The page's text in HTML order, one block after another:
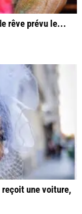
rêve prévu le...
une voiture,